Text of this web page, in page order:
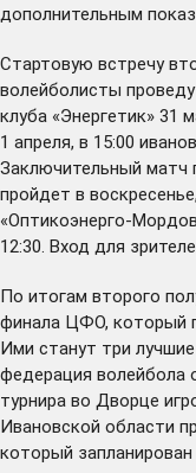
дополнительным
Стартовую встречу
волейболисты
клуба «Энергетик» 31
1 апреля, в 15:00
Заключительный матч
пройдет в
«Оптикоэнерго-
12:30. Вход для
По итогам второго
финала ЦФО, который
Ими станут три
федерация волейбола
турнира во Дворце
Ивановской области
который запланирован